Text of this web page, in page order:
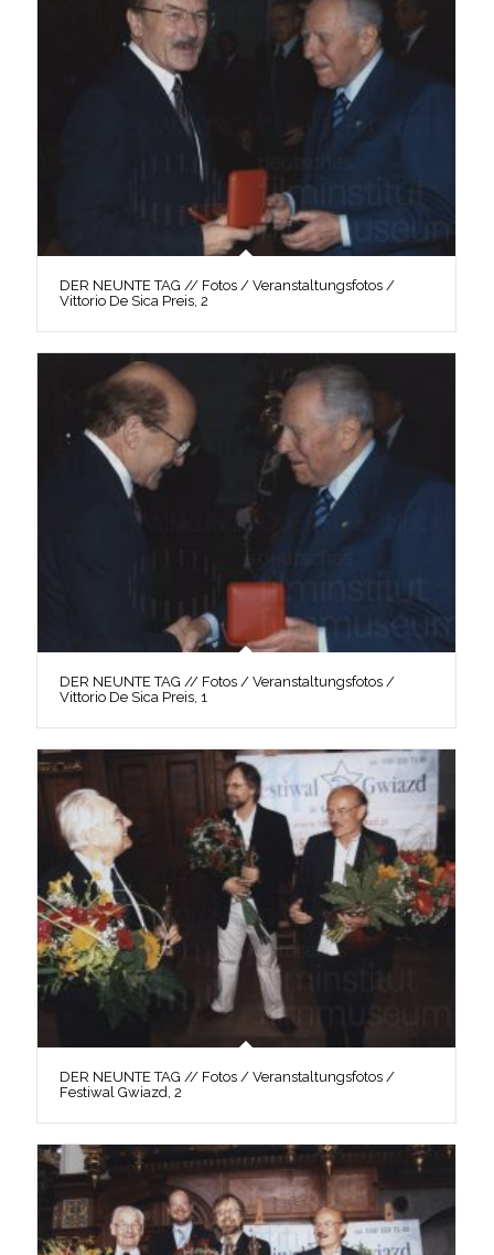
DER NEUNTE TAG // Fotos / Veranstaltungsfotos /
Vittorio De Sica Preis, 2
DER NEUNTE TAG // Fotos / Veranstaltungsfotos /
Vittorio De Sica Preis, 1
DER NEUNTE TAG // Fotos / Veranstaltungsfotos /
Festiwal Gwiazd, 2